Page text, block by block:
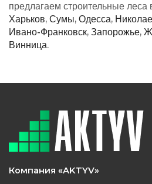
предлагаем строительные леса
Харьков, Сумы, Одесса,
Ивано-Франковск, Запорожье,
Винница.
Компания «AKTYV»